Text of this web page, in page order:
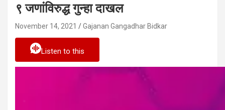
९ जणांविरुद्ध गुन्हा दाखल
November 14, 2021 Gajanan Gangadhar Bidkar
Listen to this